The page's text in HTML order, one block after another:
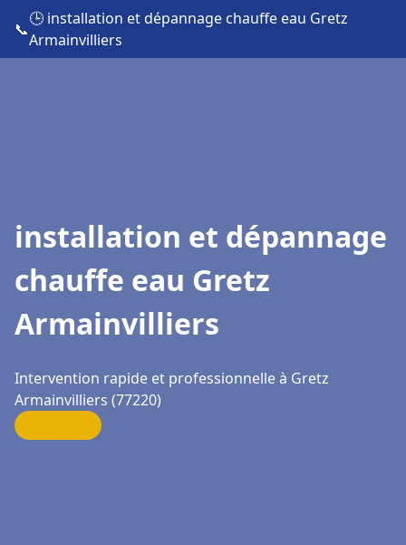
📞
🕒 installation et dépannage chauffe eau Gretz
Armainvilliers
installation et dépannage
chauffe eau Gretz
Armainvilliers
Intervention rapide et professionnelle à Gretz
Armainvilliers (77220)